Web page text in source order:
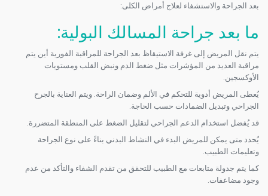
بعد الجراحة والاستشفاء لعلاج أمراض الكلى:
ما بعد جراحة المسالك البولية:
يتم نقل المريض إلى غرفة الاستيقاظ بعد الجراحة للمراقبة الفورية أين يتم
مراقبة العديد من المؤشرات مثل ضغط الدم ونبض القلب ومستويات
الأوكسجين.
يُعطى المريض أدوية للتحكم في الألم وضمان الراحة. ويتم العناية بالجرح
الجراحي وتبديل الضمادات حسب الحاجة.
قد يُفضل استخدام الدعم الجراحي لتقليل الضغط على المنطقة المتضررة.
يُحدد متى يمكن للمريض البدء في النشاط البدني بناءً على نوع الجراحة
وتعليمات الطبيب.
كما يتم جدولة متابعات مع الطبيب للتحقق من تقدم الشفاء والتأكد من عدم
وجود مضاعفات.